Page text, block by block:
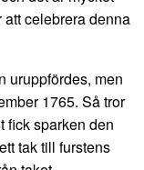
celebrera denna
uruppfördes, men
1765. Så tror
fick sparken den
tak till furstens